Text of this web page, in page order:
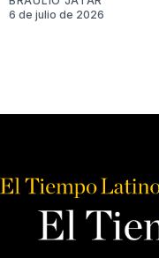
6 de julio de 2026